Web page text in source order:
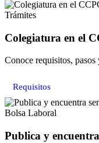
Trámites
Colegiatura en el
Conoce requisitos,
Requisitos
Bolsa Laboral
Publica y